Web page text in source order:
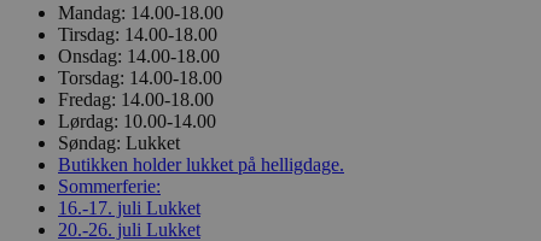
Mandag: 14.00-18.00
Tirsdag: 14.00-18.00
Onsdag: 14.00-18.00
Torsdag: 14.00-18.00
Fredag: 14.00-18.00
Lørdag: 10.00-14.00
Søndag: Lukket
Butikken holder lukket på helligdage.
Sommerferie:
16.-17. juli Lukket
20.-26. juli Lukket